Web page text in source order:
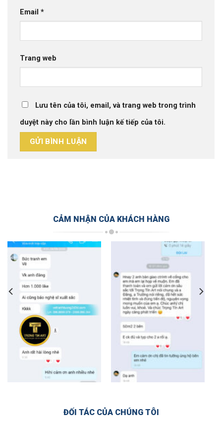
Email *
Trang web
Lưu tên của tôi, email, và trang web trong trình
duyệt này cho lần bình luận kế tiếp của tôi.
CẢM NHẬN CỦA KHÁCH HÀNG
ĐỐI TÁC CỦA CHÚNG TÔI